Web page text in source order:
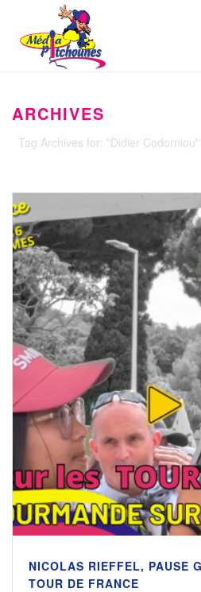
ARCHIVES
Tag Archives for: "Didier Codorniou"
NICOLAS RIEFFEL, PAUSE
TOUR DE FRANCE